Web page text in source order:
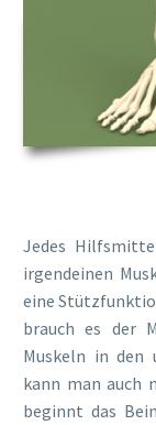
Jedes
irgendeinen
eine
brauch es der
Muskeln in den
kann man auch
beginnt das